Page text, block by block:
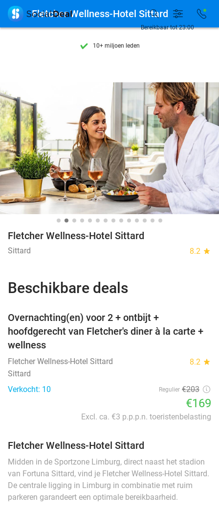
7 dagen per week beschikbaar
10+ miljoen leden
7 dagen per week beschikbaar
10+ miljoen leden
Bereikbaar tot 23:00
 Fletcher Wellness-Hotel Sittard
Fletcher Wellness-Hotel Sittard
Sittard 8.2 star
Beschikbare deals
Overnachting(en) voor 2 + ontbijt +
hoofdgerecht van Fletcher's diner à la carte +
wellness
Fletcher Wellness-Hotel Sittard 8.2 star
Sittard
Verkocht: 10
Regulier €203
€169
Excl. ca. €3 p.p.p.n. toeristenbelasting
Fletcher Wellness-Hotel Sittard
Midden in de Sportzone Limburg, direct naast het stadion
van Fortuna Sittard, vind je Fletcher Wellness-Hotel Sittard.
De centrale ligging in Limburg in combinatie met ruim
parkeren garandeert een optimale bereikbaarheid.